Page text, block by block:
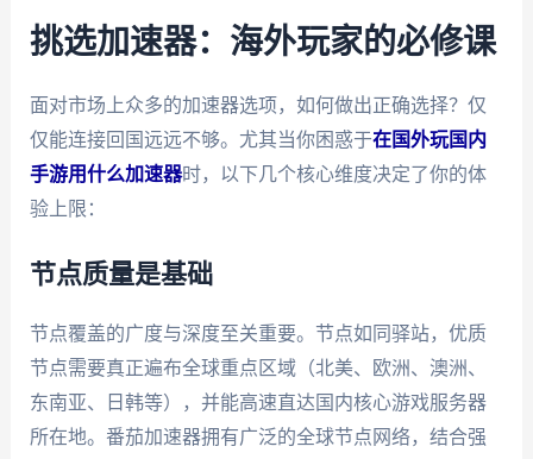
挑选加速器：海外玩家的必修课
面对市场上众多的加速器选项，如何做出正确选择？仅
仅能连接回国远远不够。尤其当你困惑于在国外玩国内
手游用什么加速器时，以下几个核心维度决定了你的体
验上限：
节点质量是基础
节点覆盖的广度与深度至关重要。节点如同驿站，优质
节点需要真正遍布全球重点区域（北美、欧洲、澳洲、
东南亚、日韩等），并能高速直达国内核心游戏服务器
所在地。番茄加速器拥有广泛的全球节点网络，结合强